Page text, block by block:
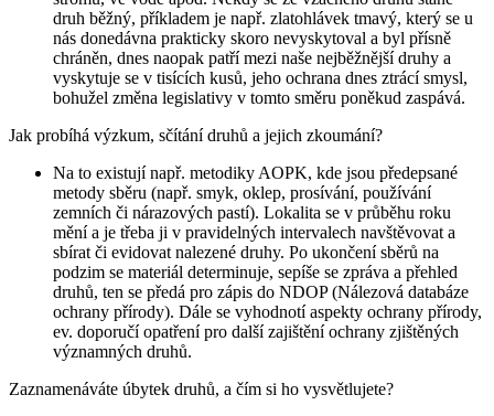
druh běžný, příkladem je např. zlatohlávek tmavý, který se u
nás donedávna prakticky skoro nevyskytoval a byl přísně
chráněn, dnes naopak patří mezi naše nejběžnější druhy a
vyskytuje se v tisících kusů, jeho ochrana dnes ztrácí smysl,
bohužel změna legislativy v tomto směru poněkud zaspává.
Jak probíhá výzkum, sčítání druhů a jejich zkoumání?
Na to existují např. metodiky AOPK, kde jsou předepsané
metody sběru (např. smyk, oklep, prosívání, používání
zemních či nárazových pastí). Lokalita se v průběhu roku
mění a je třeba ji v pravidelných intervalech navštěvovat a
sbírat či evidovat nalezené druhy. Po ukončení sběrů na
podzim se materiál determinuje, sepíše se zpráva a přehled
druhů, ten se předá pro zápis do NDOP (Nálezová databáze
ochrany přírody). Dále se vyhodnotí aspekty ochrany přírody,
ev. doporučí opatření pro další zajištění ochrany zjištěných
významných druhů.
Zaznamenáváte úbytek druhů, a čím si ho vysvětlujete?